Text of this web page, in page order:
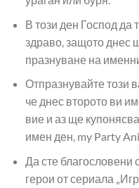
В този ден Господ да
здраво, защото днес
празнуване на
Отпразнувайте този
че днес второто ви
вие и аз ще
имен ден, my Party
Да сте благословени
герои от сериала